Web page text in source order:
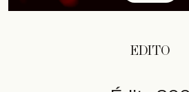
EDITO